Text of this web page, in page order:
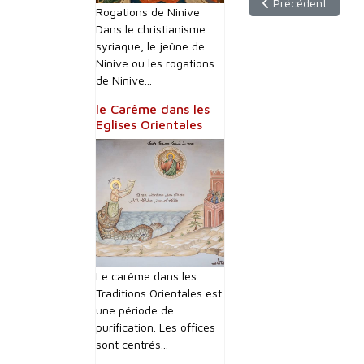
Rogations de Ninive
Dans le christianisme
syriaque, le jeûne de
Ninive ou les rogations
de Ninive...
le Carême dans les
Eglises Orientales
Le carême dans les
Traditions Orientales est
une période de
purification. Les offices
sont centrés...
Précédent